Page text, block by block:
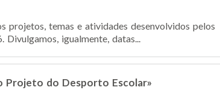
projetos, temas e atividades desenvolvidos pelos
igualmente, datas...
Projeto do Desporto Escolar»